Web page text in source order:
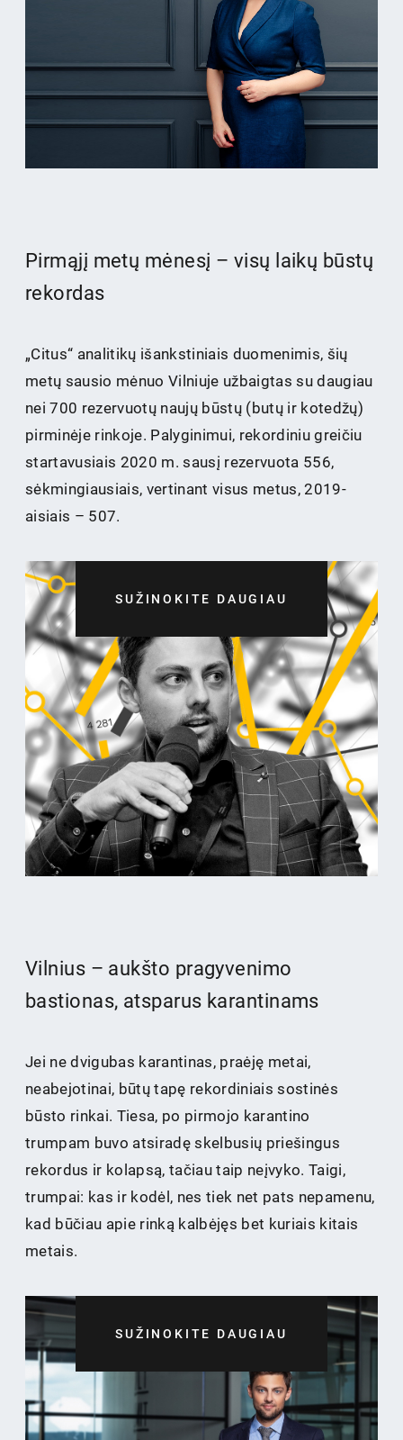
Pirmąjį metų mėnesį – visų laikų būstų
rekordas
„Citus“ analitikų išankstiniais duomenimis, šių
metų sausio mėnuo Vilniuje užbaigtas su daugiau
nei 700 rezervuotų naujų būstų (butų ir kotedžų)
pirminėje rinkoje. Palyginimui, rekordiniu greičiu
startavusiais 2020 m. sausį rezervuota 556,
sėkmingiausiais, vertinant visus metus, 2019-
aisiais – 507.
SUŽINOKITE DAUGIAU
Vilnius – aukšto pragyvenimo
bastionas, atsparus karantinams
Jei ne dvigubas karantinas, praėję metai,
neabejotinai, būtų tapę rekordiniais sostinės
būsto rinkai. Tiesa, po pirmojo karantino
trumpam buvo atsiradę skelbusių priešingus
rekordus ir kolapsą, tačiau taip neįvyko. Taigi,
trumpai: kas ir kodėl, nes tiek net pats nepamenu,
kad būčiau apie rinką kalbėjęs bet kuriais kitais
metais.
SUŽINOKITE DAUGIAU